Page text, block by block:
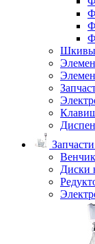
Шкивы
Диски